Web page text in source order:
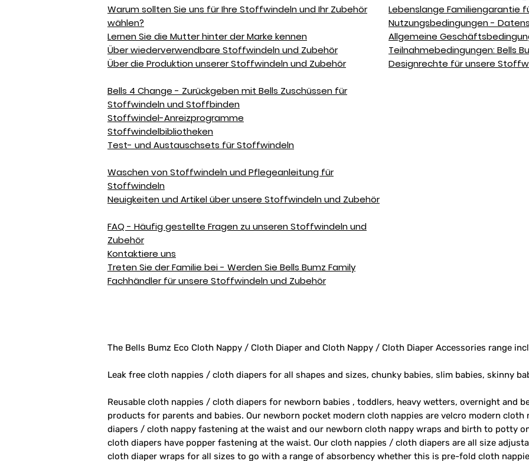
Warum sollten Sie uns für Ihre Stoffwindeln und Ihr Zubehör
wählen?
Lernen Sie die Mutter hinter der Marke kennen
Über wiederverwendbare Stoffwindeln und Zubehör
Über die Produktion unserer Stoffwindeln und Zubehör
Bells 4 Change - Zurückgeben mit Bells Zuschüssen für
Stoffwindeln und Stoffbinden
Stoffwindel-Anreizprogramme
Stoffwindelbibliotheken
Test- und Austauschsets für Stoffwindeln
Waschen von Stoffwindeln und Pflegeanleitung für
Stoffwindeln
Neuigkeiten und Artikel über unsere Stoffwindeln und Zubehör
FAQ - Häufig gestellte Fragen zu unseren Stoffwindeln und
Zubehör
Kontaktiere uns
Treten Sie der Familie bei - Werden Sie Bells Bumz Family
Fachhändler für unsere Stoffwindeln und Zubehör
Lebenslange Familiengarantie
Nutzungsbedingungen -
Allgemeine
Teilnahmebedingungen: Bells
Designrechte für unsere
The Bells Bumz Eco Cloth Nappy / Cloth Diaper and Cloth Nappy / Cloth Diaper Accessories range
Leak free cloth nappies / cloth diapers for all shapes and sizes, chunky babies, slim babies, skinny
Reusable cloth nappies / cloth diapers for newborn babies , toddlers, heavy wetters, overnight and
products for parents and babies. Our newborn pocket modern cloth nappies are velcro modern
diapers / cloth nappy fastening at the waist and our newborn cloth nappy wraps and birth to potty
cloth diapers have popper fastening at the waist. Our cloth nappies / cloth diapers are all size
cloth diaper wraps for all sizes to go with a range of absorbency whether this is pre-fold cloth